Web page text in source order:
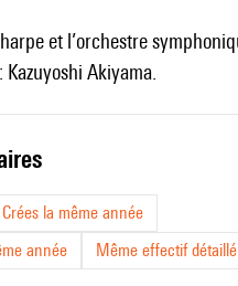
Akiyama.
Crées la même année
année
Même effectif détaillé